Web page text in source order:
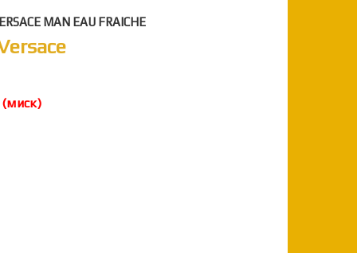
MAN EAU FRAICHE
(миск)